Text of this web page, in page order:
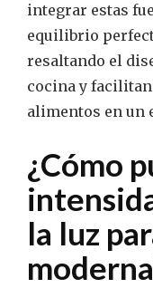
integrar estas
equilibrio
resaltando el
cocina y
alimentos en un
¿Cómo
la luz